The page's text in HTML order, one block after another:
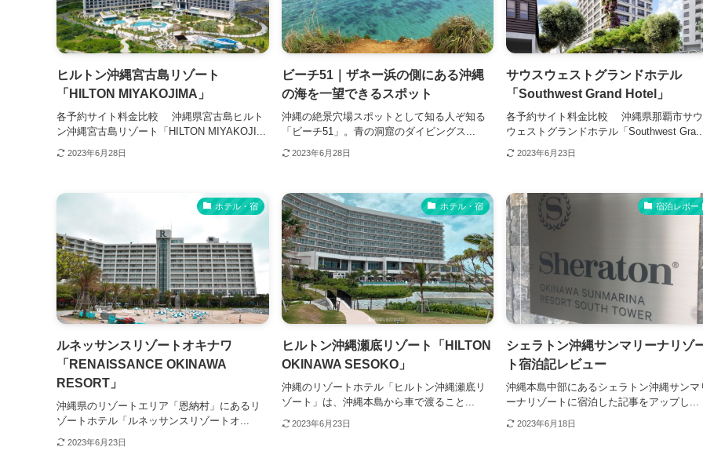
ヒルトン沖縄宮古島リゾート
「HILTON MIYAKOJIMA」
各予約サイト料金比較 沖縄県宮古島ヒルト
ン沖縄宮古島リゾート「HILTON MIYAKOJI...
2023年6月28日
ビーチ51｜ザネー浜の側にある沖縄
の海を一望できるスポット
沖縄の絶景穴場スポットとして知る人ぞ知る
「ビーチ51」。青の洞窟のダイビングス...
2023年6月28日
サウスウェストグランドホテル
「Southwest Grand Hotel」
各予約サイト料金比較 沖縄県那覇市サ
ウェストグランドホテル「Southwest
2023年6月23日
ホテル・宿
ルネッサンスリゾートオキナワ
「RENAISSANCE OKINAWA
RESORT」
沖縄県のリゾートエリア「恩納村」にあるリ
ゾートホテル「ルネッサンスリゾートオ...
2023年6月23日
ホテル・宿
ヒルトン沖縄瀬底リゾート「HILTON
OKINAWA SESOKO」
沖縄のリゾートホテル「ヒルトン沖縄瀬底リ
ゾート」は、沖縄本島から車で渡ること...
2023年6月23日
宿泊レポー
シェラトン沖縄サンマリーナリゾ
ト宿泊記レビュー
沖縄本島中部にあるシェラトン沖縄サンマ
ーナリゾートに宿泊した記事をアップし...
2023年6月18日